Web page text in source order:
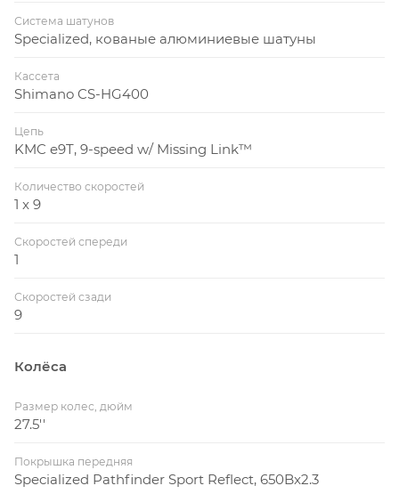
Система шатунов
Specialized, кованые алюминиевые шатуны
Кассета
Shimano CS-HG400
Цепь
KMC e9T, 9-speed w/ Missing Link™
Количество скоростей
1 x 9
Скоростей спереди
1
Скоростей сзади
9
Колёса
Размер колес, дюйм
27.5''
Покрышка передняя
Specialized Pathfinder Sport Reflect, 650Bx2.3